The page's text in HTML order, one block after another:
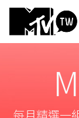
每月精選一